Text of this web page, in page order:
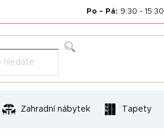
Po - Pá: 9:30 - 15:30
Zahradní nábytek Tapety